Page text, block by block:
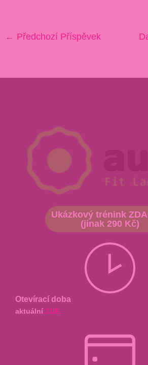
← Předchozí Příspěvek
Ukázkový trénink
(jinak 290 Kč)
Otevírací doba
aktuální ZDE